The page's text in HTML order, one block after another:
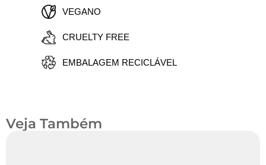
VEGANO
CRUELTY FREE
EMBALAGEM RECICLÁVEL
Veja Também